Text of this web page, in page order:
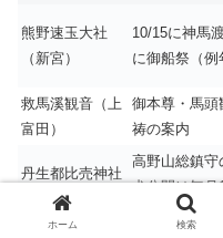
熊野速玉大社
（新宮）
10/15に神馬
に御船祭（例
救馬溪観音（上
富田）
御本尊・馬頭
祷の案内
丹生都比売神社
（かつらぎ）
高野山総鎮守
犬公開は毎月
ホーム 検索